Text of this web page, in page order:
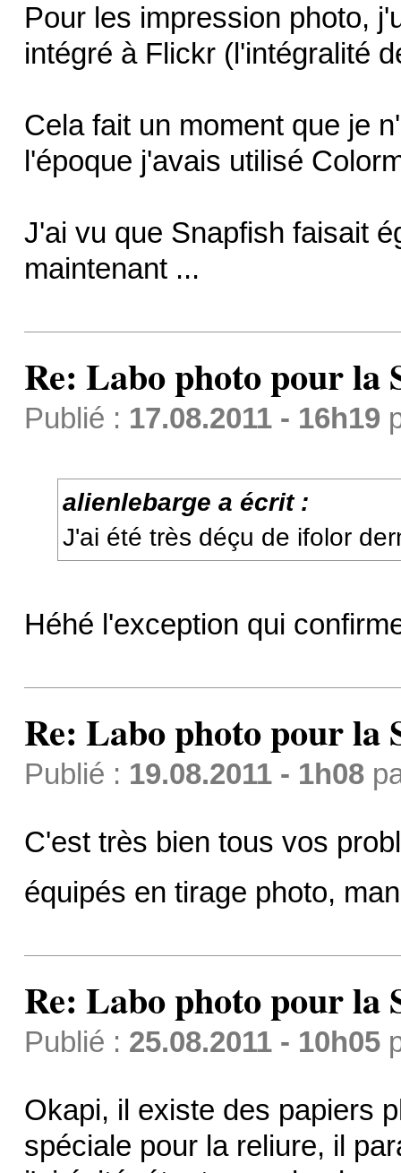
Pour les impression photo,
intégré à Flickr (l'intégralité
Cela fait un moment que je
l'époque j'avais utilisé
J'ai vu que Snapfish faisait
maintenant ...
Re: Labo photo pour la
Publié : 17.08.2011 - 16h19
alienlebarge a écrit :
J'ai été très déçu de ifolor
Héhé l'exception qui
Re: Labo photo pour la
Publié : 19.08.2011 - 1h08
C'est très bien tous vos
équipés en tirage photo,
Re: Labo photo pour la
Publié : 25.08.2011 - 10h05
Okapi, il existe des papiers
spéciale pour la reliure, il